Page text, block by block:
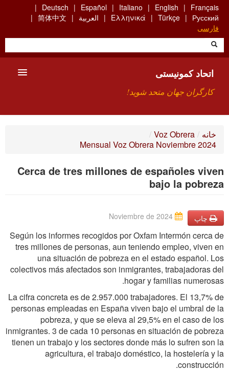
Skip
main
content
Français
English
Italiano
Español
Deutsch
Русский
Türkçe
Ελληνικά العربية
简体中文
فارسی
اتحاد کمونیستی
کارگران جهان متحد شوید!
چیست ICU
جستجو
خانه /
Voz Obrera
/
Mensual Voz Obrera Noviembre 2024
Cerca de tres millones de españoles viven
bajo la pobreza
چاپ
Según los informes recogidos por Oxfam Intermón cerca de
tres millones de personas, aun teniendo empleo, viven en
una situación de pobreza en el estado español. Los
colectivos más afectados son inmigrantes, trabajadoras del
hogar y familias numerosas.
La cifra concreta es de 2.957.000 trabajadores. El 13,7% de
personas empleadas en España viven bajo el umbral de la
pobreza, y que se eleva al 29,5% en el caso de los
inmigrantes. 3 de cada 10 personas en situación de pobreza
tienen un trabajo y los sectores donde más lo sufren son la
agricultura, el trabajo doméstico, la hostelería y la
construcción.